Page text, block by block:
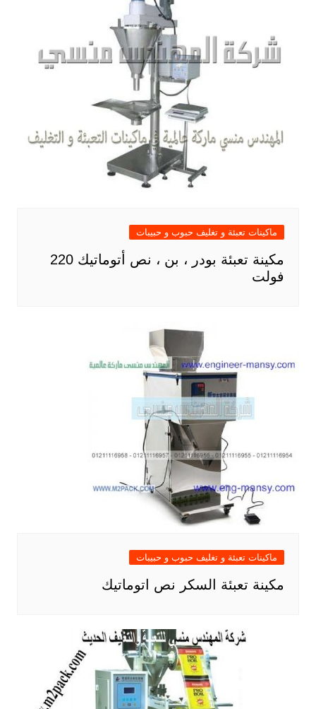
ماكينات تعبئة و تغليف حبوب و حبيبات
مكينة تعبئة بودر ، بن ، نص أتوماتيك 220
فولت
ماكينات تعبئة و تغليف حبوب و حبيبات
مكينة تعبئة السكر نص اتوماتيك